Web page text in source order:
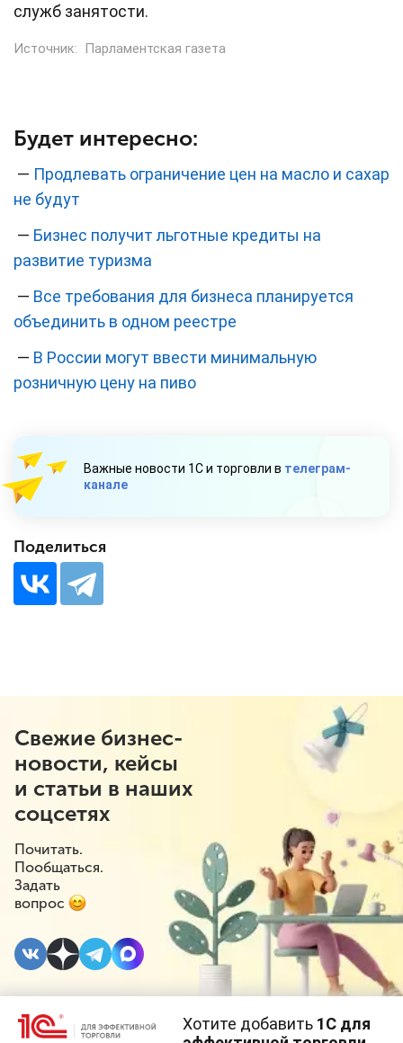
служб занятости.
Источник: Парламентская газета
Будет интересно:
— Продлевать ограничение цен на масло и сахар
не будут
— Бизнес получит льготные кредиты на
развитие туризма
— Все требования для бизнеса планируется
объединить в одном реестре
— В России могут ввести минимальную
розничную цену на пиво
Важные новости 1С и торговли в телеграм-
канале
Поделиться
Свежие бизнес-
новости, кейсы
и статьи в наших
соцсетях
Почитать.
Пообщаться.
Задать
вопрос
19 ФЕВРАЛЯ 2021 #⁣Госрегулирование
Хотите добавить 1С для